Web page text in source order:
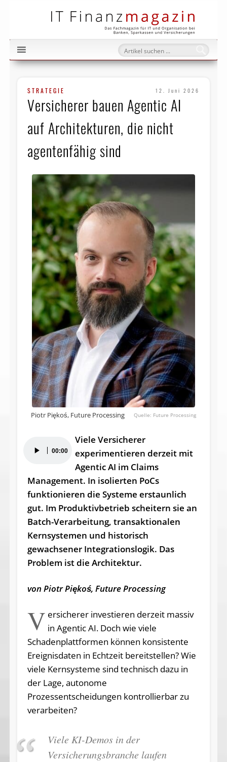
STRATEGIE 12. Juni 2026
Versicherer bauen Agentic AI
auf Architekturen, die nicht
agentenfähig sind
Piotr Piękoś, Future Processing Future Processing
Player 00:00
Viele Versicherer
experimentieren derzeit mit
Agentic AI im Claims
Management. In isolierten PoCs
funktionieren die Systeme erstaunlich
gut. Im Produktivbetrieb scheitern sie an
Batch-Verarbeitung, transaktionalen
Kernsystemen und historisch
gewachsener Integrationslogik. Das
Problem ist die Architektur.
von Piotr Piękoś, Future Processing
V ersicherer investieren derzeit massiv
in Agentic AI. Doch wie viele
Schadenplattformen können konsistente
Ereignisdaten in Echtzeit bereitstellen? Wie
viele Kernsysteme sind technisch dazu in
der Lage, autonome
Prozessentscheidungen kontrollierbar zu
verarbeiten?
Viele KI-Demos in der
Versicherungsbranche laufen